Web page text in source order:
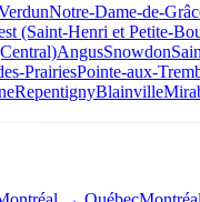
Notre-Dame-de-
(Saint-Henri et Petite-
AngusSnowdon
PrairiesPointe-aux-
RepentignyBlainville